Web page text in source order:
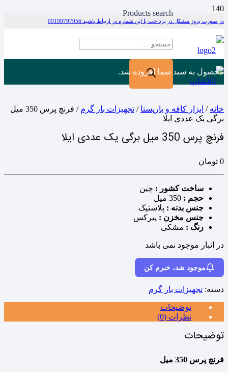
در صورت بروز مشکل در پرداخت با این شماره در ارتباط باشید 09199797956
Products search
محصول به سبد شما افزوده شد.
خانه / ابزار کافه و باریستا / تجهیزات بار گرم
/ فرنچ پرس 350 میل
برگی یک عددی ایلا
فرنچ پرس 350 میل برگی یک عددی ایلا
0 تومان
ساخت کشور : چین
حجم :
جنس بدنه : پلاستیک
جنس مخزن : پیرکس
رنگ : مشکی
در انبار موجود نمی باشد
موجود شد، خبرم کن
دسته: تجهیزات بار گرم
توضیحات
نظرات (0)
توضیحات
فرنچ پرس 350 میل